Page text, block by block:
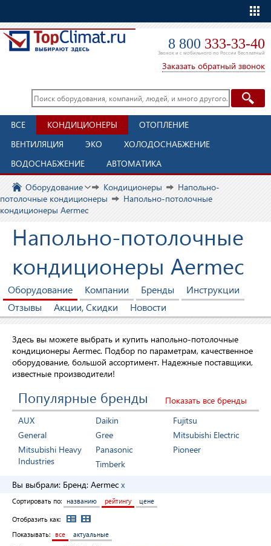
8 800 333-33-40
Звонок и с мобильного по России бесплатный
Заказать обратный звонок
ВСЕ КОНДИЦИОНЕРЫ
ОТОПЛЕНИЕ
ВЕНТИЛЯЦИЯ
ЭКО
ХОЛОДОСНАБЖЕНИЕ
ВОДОСНАБЖЕНИЕ
АВТОМАТИКА
Оборудование Кондиционеры
Напольно-
потолочные кондиционеры
Напольно-потолочные
кондиционеры Aermec
Напольно-потолочные
кондиционеры Aermec
Оборудование Компании Бренды
Инструкции
Отзывы
Акции, Скидки Новости
Здесь вы можете выбрать и купить напольно-потолочные
кондиционеры Aermec. Подбор по параметрам, качественное
оборудование, большой ассортимент. Надежные поставщики,
известные производители!
Показать все бренды
Популярные бренды
AUX Daikin
Fujitsu
General
Gree
Mitsubishi Electric
Mitsubishi Heavy
Industries
Panasonic
Pioneer
Timberk
Вы выбрали: Бренд: Aermec x
Сортировать по: названию рейтингу цене
Отобразить как:
Показывать:
все
актуальные